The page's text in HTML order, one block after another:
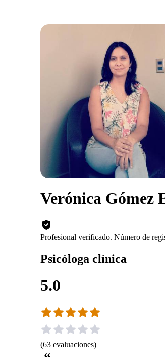
Verónica Gómez
Profesional verificado. Número de
Psicóloga clínica
5.0
(63 evaluaciones)